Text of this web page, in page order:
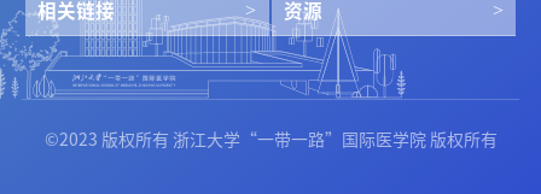
相关链接 资源
©2023 版权所有 浙江大学“一带一路”国际医学院 版权所有